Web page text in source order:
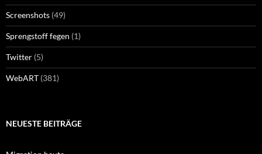
Screenshots (49)
Sprengstoff fegen (1)
Twitter (5)
WebART (381)
NEUESTE BEITRÄGE